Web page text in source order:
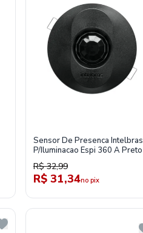
Sensor De Presenca Intelbras
P/Iluminacao Espi 360 A Preto
R$ 32,99
R$ 31,34no pix